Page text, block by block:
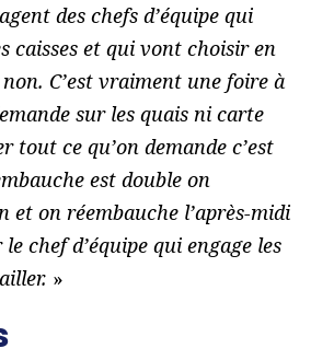
des chefs d’équipe qui
caisses et qui vont choisir en
C’est vraiment une foire à
sur les quais ni carte
tout ce qu’on demande c’est
est double on
et on réembauche l’après-midi
chef d’équipe qui engage les
»